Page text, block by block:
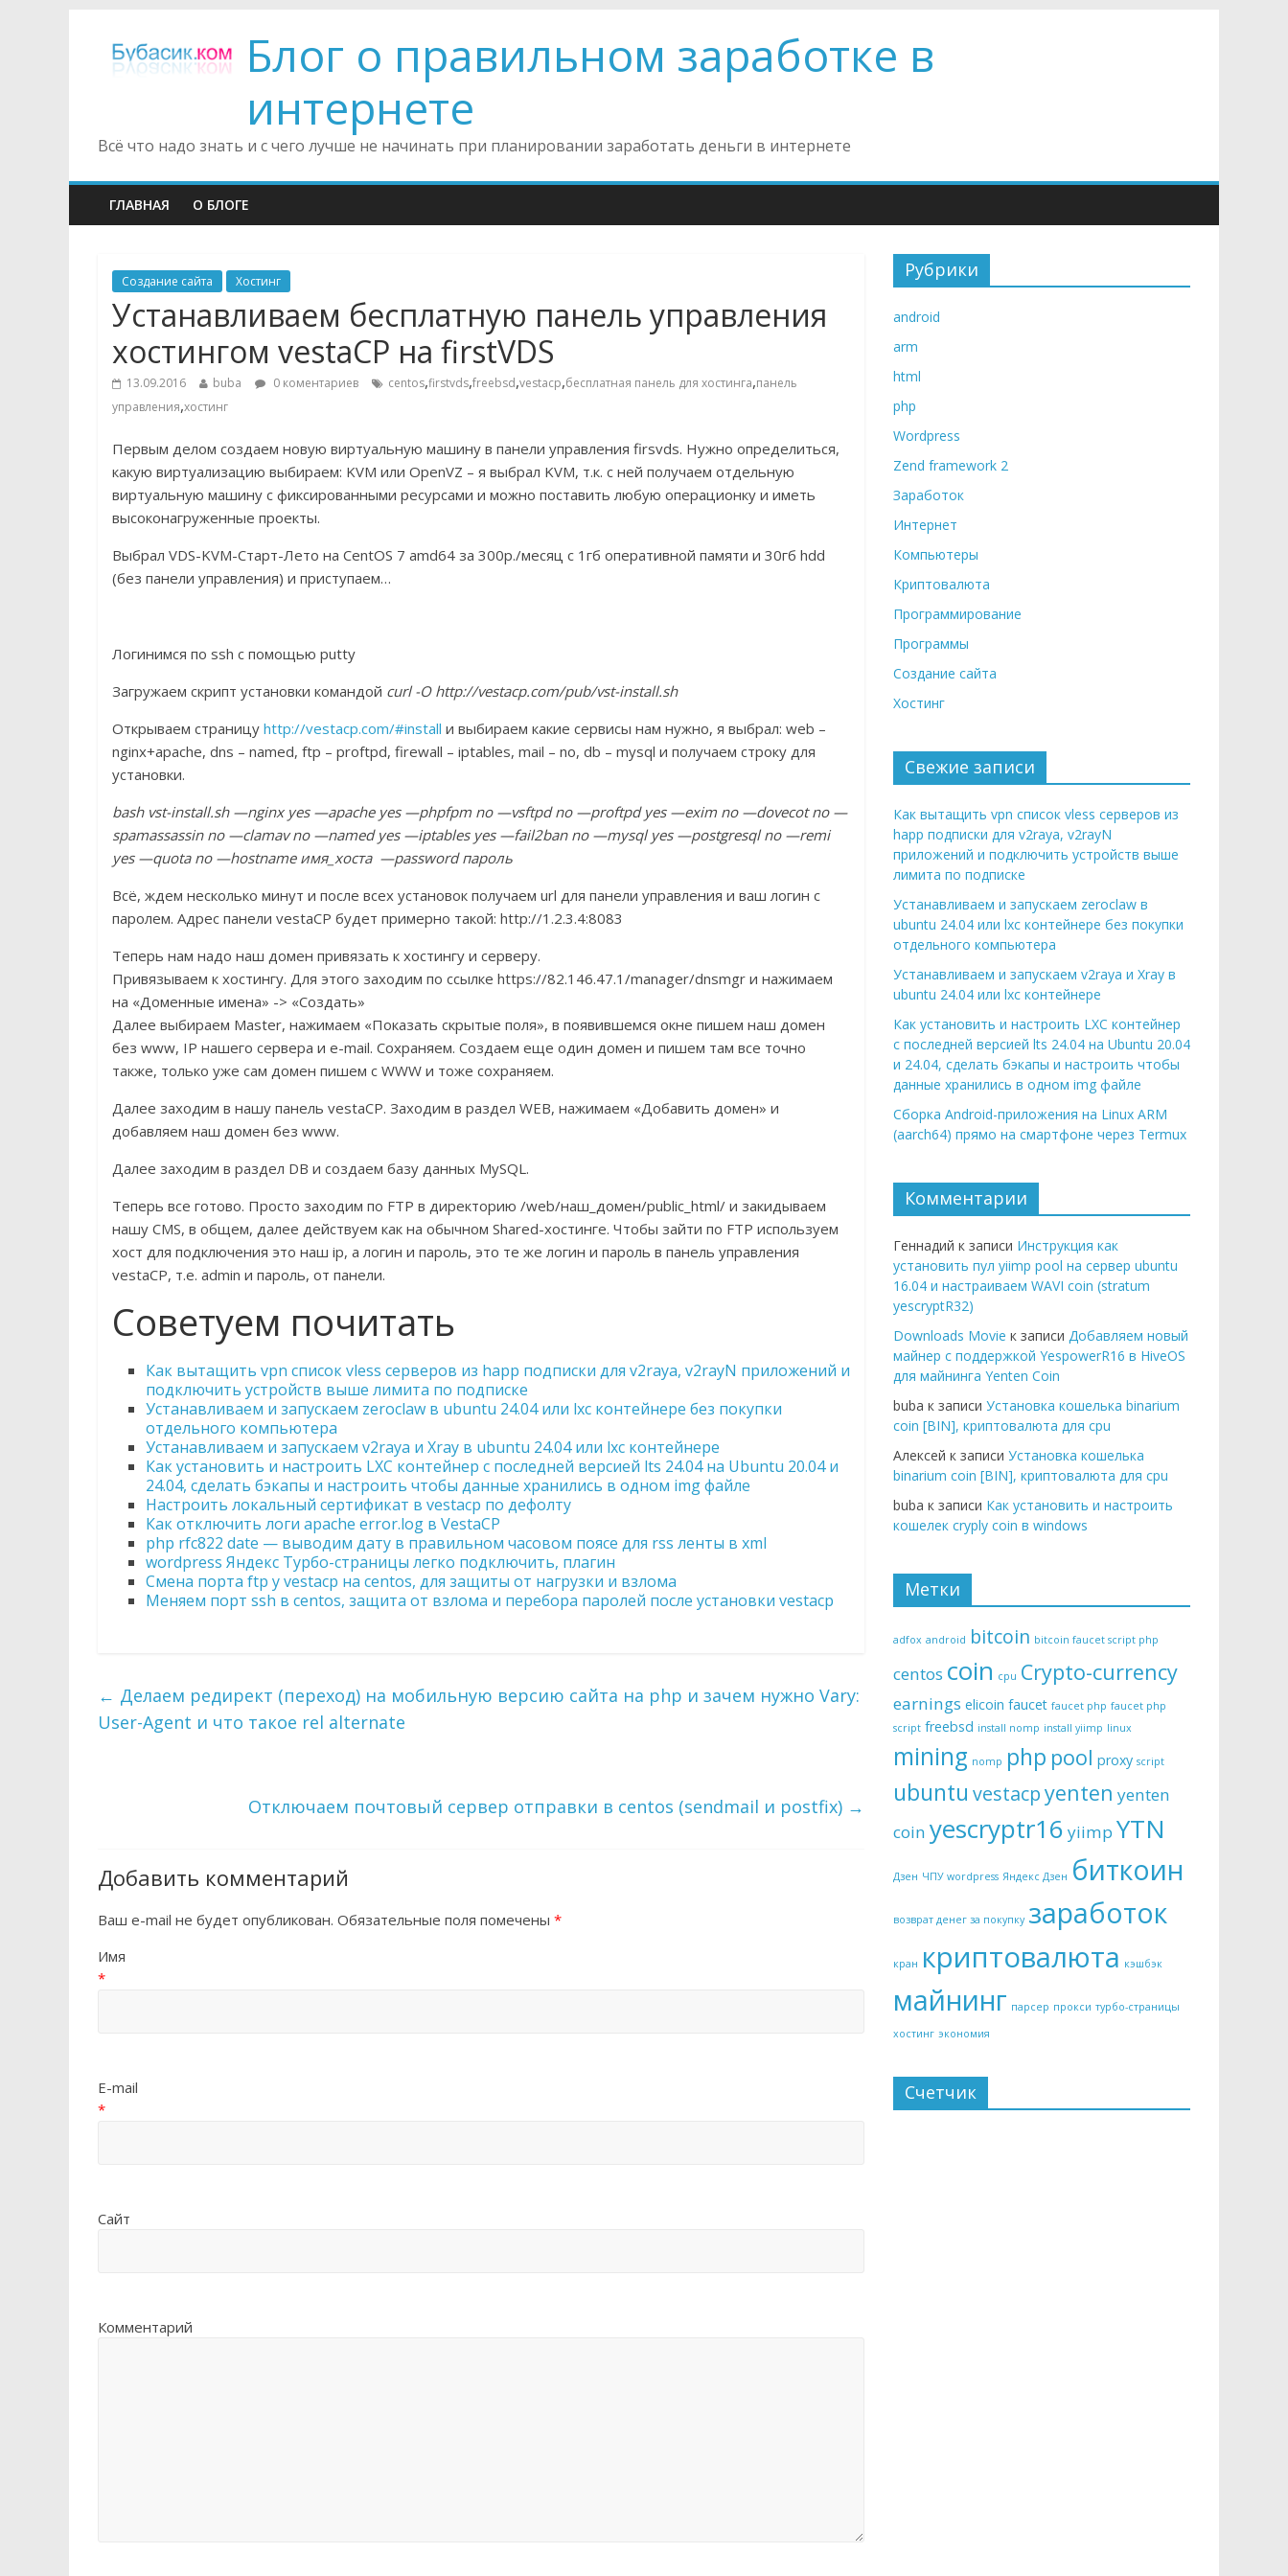
Блог о правильном заработке в
интернете
Всё что надо знать и с чего лучше не начинать при планировании заработать деньги в интернете
ГЛАВНАЯ О БЛОГЕ
Создание сайта Хостинг
Устанавливаем бесплатную панель управления
хостингом vestaCP на firstVDS
13.09.2016 buba 0 коментариев centos,firstvds,freebsd,vestacp,бесплатная панель для хостинга,панель
управления,хостинг
Первым делом создаем новую виртуальную машину в панели управления firsvds. Нужно определиться,
какую виртуализацию выбираем: KVM или OpenVZ – я выбрал KVM, т.к. с ней получаем отдельную
виртуальную машину с фиксированными ресурсами и можно поставить любую операционку и иметь
высоконагруженные проекты.
Выбрал VDS-KVM-Старт-Лето на CentOS 7 amd64 за 300р./месяц с 1гб оперативной памяти и 30гб hdd
(без панели управления) и приступаем…
Логинимся по ssh с помощью putty
Загружаем скрипт установки командой curl -O http://vestacp.com/pub/vst-install.sh
Открываем страницу http://vestacp.com/#install и выбираем какие сервисы нам нужно, я выбрал: web –
nginx+apache, dns – named, ftp – proftpd, firewall – iptables, mail – no, db – mysql и получаем строку для
установки.
bash vst-install.sh —nginx yes —apache yes —phpfpm no —vsftpd no —proftpd yes —exim no —dovecot no —
spamassassin no —clamav no —named yes —iptables yes —fail2ban no —mysql yes —postgresql no —remi
yes —quota no —hostname имя_хоста—password пароль
Всё, ждем несколько минут и после всех установок получаем url для панели управления и ваш логин с
паролем. Адрес панели vestaCP будет примерно такой: http://1.2.3.4:8083
Теперь нам надо наш домен привязать к хостингу и серверу.
Привязываем к хостингу. Для этого заходим по ссылке https://82.146.47.1/manager/dnsmgr и нажимаем
на «Доменные имена» -> «Создать»
Далее выбираем Master, нажимаем «Показать скрытые поля», в появившемся окне пишем наш домен
без www, IP нашего сервера и e-mail. Сохраняем. Создаем еще один домен и пишем там все точно
также, только уже сам домен пишем с WWW и тоже сохраняем.
Далее заходим в нашу панель vestaCP. Заходим в раздел WEB, нажимаем «Добавить домен» и
добавляем наш домен без www.
Далее заходим в раздел DB и создаем базу данных MySQL.
Теперь все готово. Просто заходим по FTP в директорию /web/наш_домен/public_html/ и закидываем
нашу CMS, в общем, далее действуем как на обычном Shared-хостинге. Чтобы зайти по FTP используем
хост для подключения это наш ip, а логин и пароль, это те же логин и пароль в панель управления
vestaCP, т.е. admin и пароль, от панели.
Советуем почитать
Как вытащить vpn список vless серверов из happ подписки для v2raya, v2rayN приложений и
подключить устройств выше лимита по подписке
Устанавливаем и запускаем zeroclaw в ubuntu 24.04 или lxc контейнере без покупки
отдельного компьютера
Устанавливаем и запускаем v2raya и Xray в ubuntu 24.04 или lxc контейнере
Как установить и настроить LXC контейнер с последней версией lts 24.04 на Ubuntu 20.04 и
24.04, сделать бэкапы и настроить чтобы данные хранились в одном img файле
Настроить локальный сертификат в vestacp по дефолту
Как отключить логи apache error.log в VestaCP
php rfc822 date — выводим дату в правильном часовом поясе для rss ленты в xml
wordpress Яндекс Турбо-страницы легко подключить, плагин
Смена порта ftp у vestacp на centos, для защиты от нагрузки и взлома
Меняем порт ssh в centos, защита от взлома и перебора паролей после установки vestacp
← Делаем редирект (переход) на мобильную версию сайта на php и зачем нужно Vary:
User-Agent и что такое rel alternate
Отключаем почтовый сервер отправки в centos (sendmail и postfix) →
Добавить комментарий
Ваш e-mail не будет опубликован. Обязательные поля помечены *
Имя
*
E-mail
*
Сайт
Комментарий
Рубрики
android
arm
html
php
Wordpress
Zend framework 2
Заработок
Интернет
Компьютеры
Криптовалюта
Программирование
Программы
Создание сайта
Хостинг
Свежие записи
Как вытащить vpn список vless серверов из
happ подписки для v2raya, v2rayN
приложений и подключить устройств выше
лимита по подписке
Устанавливаем и запускаем zeroclaw в
ubuntu 24.04 или lxc контейнере без покупки
отдельного компьютера
Устанавливаем и запускаем v2raya и Xray в
ubuntu 24.04 или lxc контейнере
Как установить и настроить LXC контейнер
с последней версией lts 24.04 на Ubuntu 20.04
и 24.04, сделать бэкапы и настроить чтобы
данные хранились в одном img файле
Сборка Android-приложения на Linux ARM
(aarch64) прямо на смартфоне через Termux
Комментарии
Геннадий к записи Инструкция как
установить пул yiimp pool на сервер ubuntu
16.04 и настраиваем WAVI coin (stratum
yescryptR32)
Downloads Movie к записи Добавляем новый
майнер с поддержкой YespowerR16 в HiveOS
для майнинга Yenten Coin
buba к записи Установка кошелька binarium
coin [BIN], криптовалюта для cpu
Алексей к записи Установка кошелька
binarium coin [BIN], криптовалюта для cpu
buba к записи Как установить и настроить
кошелек cryply coin в windows
Метки
adfox android bitcoin bitcoin faucet script php
centos coin cpu Crypto-currency
earnings elicoin faucet faucet php faucet php
script freebsd install nomp install yiimp linux
mining nomp php pool proxy script
ubuntu vestacpyenten yenten
coin yescryptr16 yiimp YTN
Дзен ЧПУ wordpress Яндекс Дзен биткоин
возврат денег за покупку заработок
кран криптовалюта кэшбэк
майнинг парсер прокси турбо-страницы
хостинг экономия
Счетчик